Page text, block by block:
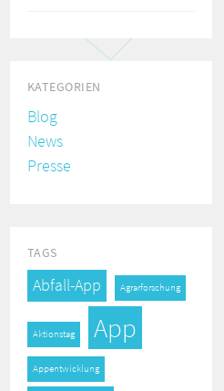
KATEGORIEN
Blog
News
Presse
TAGS
Abfall-App Agrarforschung
Aktionstag App
Appentwicklung